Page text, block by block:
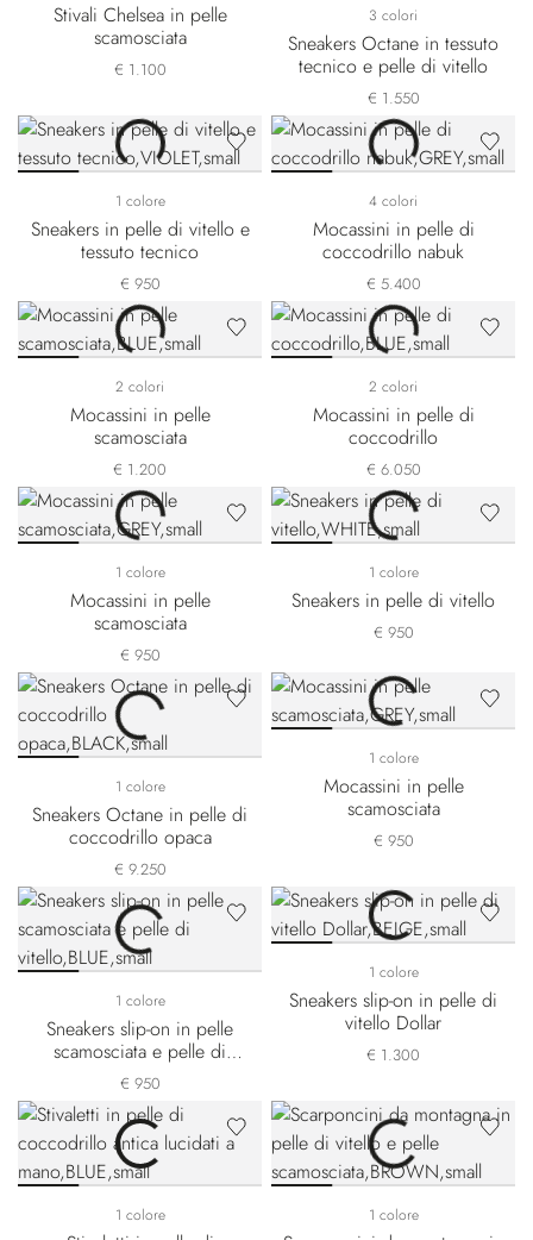
Stivali Chelsea in pelle
scamosciata
€ 1.100
3 colori
Sneakers Octane in tessuto
tecnico e pelle di vitello
€ 1.550
1 colore
Sneakers in pelle di vitello e
tessuto tecnico
€ 950
4 colori
Mocassini in pelle di
coccodrillo nabuk
€ 5.400
2 colori
Mocassini in pelle
scamosciata
€ 1.200
2 colori
Mocassini in pelle di
coccodrillo
€ 6.050
1 colore
Mocassini in pelle
scamosciata
€ 950
1 colore
Sneakers in pelle di vitello
€ 950
1 colore
Sneakers Octane in pelle di
coccodrillo opaca
€ 9.250
1 colore
Mocassini in pelle
scamosciata
€ 950
1 colore
Sneakers slip-on in pelle
scamosciata e pelle di
vitello
€ 950
1 colore
Sneakers slip-on in pelle di
vitello Dollar
€ 1.300
1 colore 1 colore